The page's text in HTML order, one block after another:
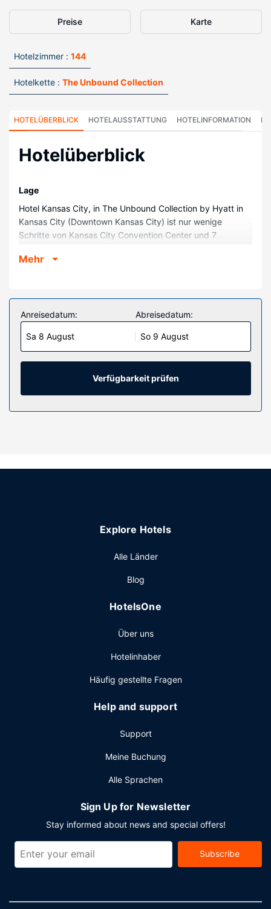
Preise Karte
Hotelzimmer : 144
Hotelkette : The Unbound Collection
HOTELÜBERBLICK HOTELAUSSTATTUNG HOTELINFORMATION
Hotelüberblick
Lage
Hotel Kansas City, in The Unbound Collection by Hyatt in
Kansas City (Downtown Kansas City) ist nur wenige
Schritte von Kansas City Convention Center und 7
km von Kauffman Stadium und 12,7 km von GEHA Field at
Fühl dich in einem der 144 klimatisierten Zimmer mit
Minibar und LCD-Fernseher wie zu Hause. Ein WLAN-
Internetzugang (kostenlos) steht zur Verfügung. Die
Badezimmer verfügen über Badewannen oder Duschen,
Regenduschen und Designer-Toilettenartikel. Zur
Austattung gehören Safes und Schreibtische; die Zimmer
werden täglich sauber gemacht.
Ausstattung der Anlage
Sonstige Einrichtungen
Zum Angebot gehören eine rund um die Uhr besetzte
Geldautomat/Bankdienstleistungen.
Mehr
Anreisedatum:
Sa 8 August
Abreisedatum:
So 9 August
Verfügbarkeit prüfen
Explore Hotels
Alle Länder
Blog
HotelsOne
Über uns
Hotelinhaber
Häufig gestellte Fragen
Help and support
Support
Meine Buchung
Alle Sprachen
Sign Up for Newsletter
Stay informed about news and special offers!
Subscribe